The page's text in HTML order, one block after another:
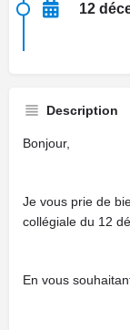
12
Description
Bonjour,
Je vous prie de
collégiale du 12
En vous